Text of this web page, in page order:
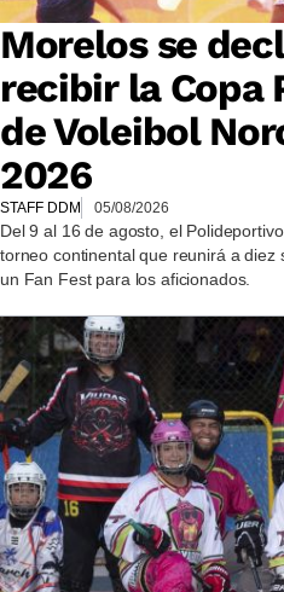
Morelos se
recibir la Copa
de Voleibol
2026
STAFF DDM 05/08/2026
Del 9 al 16 de agosto, el
torneo continental que reunirá a diez
un Fan Fest para los aficionados.